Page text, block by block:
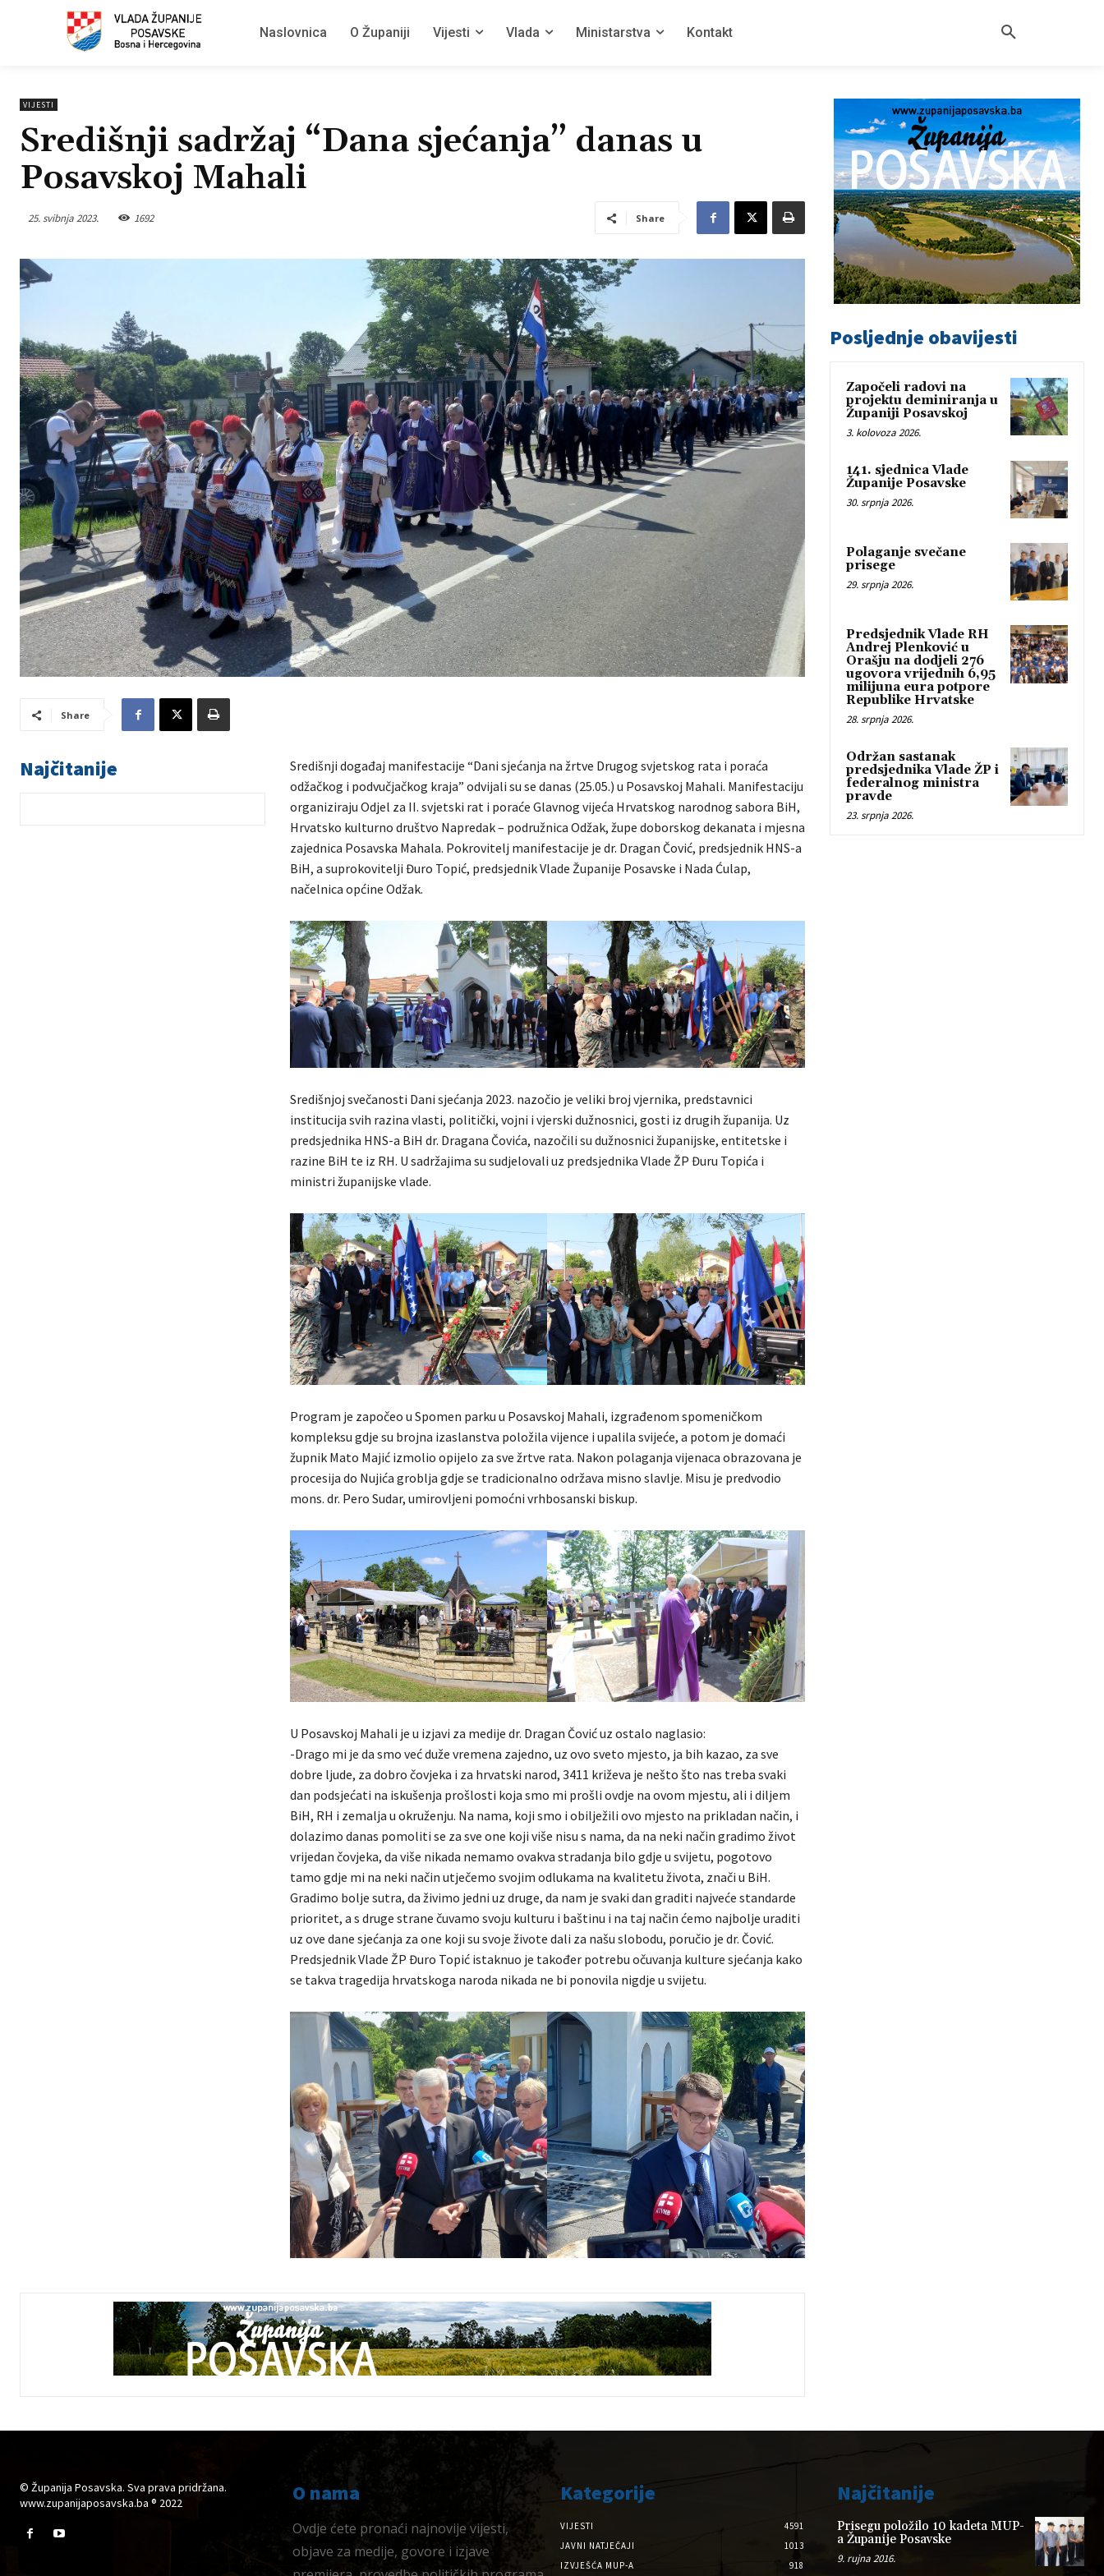
Naslovnica O Županiji Vijesti Vlada Ministarstva Kontakt
VIJESTI
Središnji sadržaj “Dana sjećanja” danas u
Posavskoj Mahali
25. svibnja 2023. 1692 Share
Share
Najčitanije
Središnji događaj manifestacije “Dani sjećanja na žrtve Drugog svjetskog rata i poraća
odžačkog i podvučjačkog kraja” odvijali su se danas (25.05.) u Posavskoj Mahali. Manifestaciju
organiziraju Odjel za II. svjetski rat i poraće Glavnog vijeća Hrvatskog narodnog sabora BiH,
Hrvatsko kulturno društvo Napredak – podružnica Odžak, župe doborskog dekanata i mjesna
zajednica Posavska Mahala. Pokrovitelj manifestacije je dr. Dragan Čović, predsjednik HNS-a
BiH, a suprokovitelji Đuro Topić, predsjednik Vlade Županije Posavske i Nada Ćulap,
načelnica općine Odžak.
Središnjoj svečanosti Dani sjećanja 2023. nazočio je veliki broj vjernika, predstavnici
institucija svih razina vlasti, politički, vojni i vjerski dužnosnici, gosti iz drugih županija. Uz
predsjednika HNS-a BiH dr. Dragana Čovića, nazočili su dužnosnici županijske, entitetske i
razine BiH te iz RH. U sadržajima su sudjelovali uz predsjednika Vlade ŽP Đuru Topića i
ministri županijske vlade.
Program je započeo u Spomen parku u Posavskoj Mahali, izgrađenom spomeničkom
kompleksu gdje su brojna izaslanstva položila vijence i upalila svijeće, a potom je domaći
župnik Mato Majić izmolio opijelo za sve žrtve rata. Nakon polaganja vijenaca obrazovana je
procesija do Nujića groblja gdje se tradicionalno održava misno slavlje. Misu je predvodio
mons. dr. Pero Sudar, umirovljeni pomoćni vrhbosanski biskup.
U Posavskoj Mahali je u izjavi za medije dr. Dragan Čović uz ostalo naglasio:
-Drago mi je da smo već duže vremena zajedno, uz ovo sveto mjesto, ja bih kazao, za sve
dobre ljude, za dobro čovjeka i za hrvatski narod, 3411 križeva je nešto što nas treba svaki
dan podsjećati na iskušenja prošlosti koja smo mi prošli ovdje na ovom mjestu, ali i diljem
BiH, RH i zemalja u okruženju. Na nama, koji smo i obilježili ovo mjesto na prikladan način, i
dolazimo danas pomoliti se za sve one koji više nisu s nama, da na neki način gradimo život
vrijedan čovjeka, da više nikada nemamo ovakva stradanja bilo gdje u svijetu, pogotovo
tamo gdje mi na neki način utječemo svojim odlukama na kvalitetu života, znači u BiH.
Gradimo bolje sutra, da živimo jedni uz druge, da nam je svaki dan graditi najveće standarde
prioritet, a s druge strane čuvamo svoju kulturu i baštinu i na taj način ćemo najbolje uraditi
uz ove dane sjećanja za one koji su svoje živote dali za našu slobodu, poručio je dr. Čović.
Predsjednik Vlade ŽP Đuro Topić istaknuo je također potrebu očuvanja kulture sjećanja kako
se takva tragedija hrvatskoga naroda nikada ne bi ponovila nigdje u svijetu.
Posljednje obavijesti
Započeli radovi na
projektu deminiranja u
Županiji Posavskoj
3. kolovoza 2026.
141. sjednica Vlade
Županije Posavske
30. srpnja 2026.
Polaganje svečane
prisege
29. srpnja 2026.
Predsjednik Vlade RH
Andrej Plenković u
Orašju na dodjeli 276
ugovora vrijednih 6,95
milijuna eura potpore
Republike Hrvatske
28. srpnja 2026.
Održan sastanak
predsjednika Vlade ŽP i
federalnog ministra
pravde
23. srpnja 2026.
© Županija Posavska. Sva prava pridržana.
www.zupanijaposavska.ba ® 2022
O nama
Ovdje ćete pronaći najnovije vijesti,
objave za medije, govore i izjave
Kategorije
VIJESTI
4591
JAVNI NATJEČAJI
1013
IZVJEŠĆA MUP-A
918
Najčitanije
Prisegu položilo 10 kadeta MUP-
a Županije Posavske
9. rujna 2016.